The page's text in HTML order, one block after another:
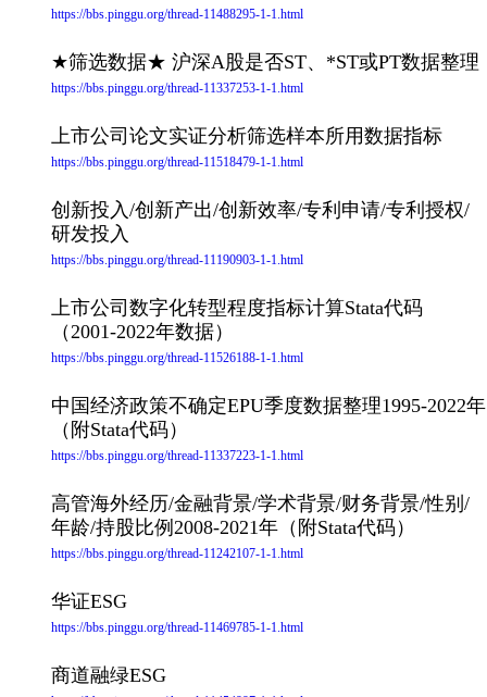
https://bbs.pinggu.org/thread-11488295-1-1.html
★筛选数据★ 沪深A股是否ST、*ST或PT数据整理
https://bbs.pinggu.org/thread-11337253-1-1.html
上市公司论文实证分析筛选样本所用数据指标
https://bbs.pinggu.org/thread-11518479-1-1.html
创新投入/创新产出/创新效率/专利申请/专利授权/
研发投入
https://bbs.pinggu.org/thread-11190903-1-1.html
上市公司数字化转型程度指标计算Stata代码
（2001-2022年数据）
https://bbs.pinggu.org/thread-11526188-1-1.html
中国经济政策不确定EPU季度数据整理1995-2022年
（附Stata代码）
https://bbs.pinggu.org/thread-11337223-1-1.html
高管海外经历/金融背景/学术背景/财务背景/性别/
年龄/持股比例2008-2021年（附Stata代码）
https://bbs.pinggu.org/thread-11242107-1-1.html
华证ESG
https://bbs.pinggu.org/thread-11469785-1-1.html
商道融绿ESG